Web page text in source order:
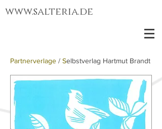
www.salteria.de
Partnerverlage / Selbstverlag Hartmut Brandt